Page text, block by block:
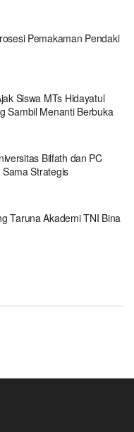
Pemakaman Pendaki
Siswa MTs Hidayatul
Sambil Menanti Berbuka
Bilfath dan PC
Strategis
Taruna Akademi TNI Bina